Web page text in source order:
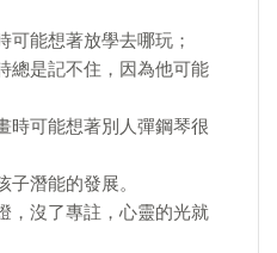
可能想著放學去哪玩；
總是記不住，因為他可能
時可能想著別人彈鋼琴很
潛能的發展。
，沒了專註，心靈的光就